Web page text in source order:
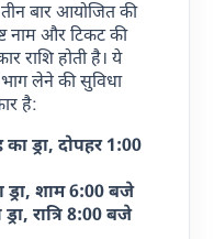
बार आयोजित की
नाम और टिकट की
राशि होती है। ये
लेने की सुविधा
है:
ड्रा, दोपहर 1:00
ड्रा, शाम 6:00 बजे
ड्रा, रात्रि 8:00 बजे